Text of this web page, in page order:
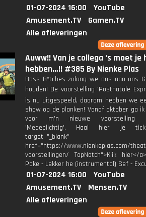
01-07-2024 16:00
YouTube
Amusement.TV
Gamen.TV
Alle afleveringen
Auww!! Van je collega ‘s moet je
hebben…!! #385 By Nienke Plas
Boss B*tches zolang we ons aan ons
houden! De voorstelling 'Postnatale
is nu uitgespeeld, daarom hebben we
show op de planken! Vanaf oktober ga
voor m'n nieuwe voorstelling
'Medeplichtig'. Haal hier je
target="_blank"
href="https://www.nienkeplas.com/
voorstellingen/ TopNotch">Klik hier</
Poke - Lekker he (instrumental) Sef -
01-07-2024 16:00
YouTube
Amusement.TV
Mensen.TV
Alle afleveringen